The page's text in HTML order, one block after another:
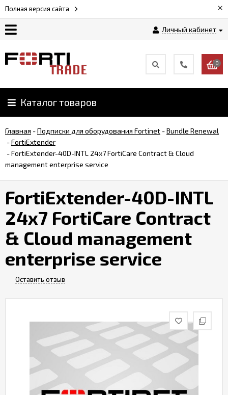
Полная версия сайта ×
Личный кабинет
Как
заказать
и
оплата
Контакты
0
Каталог товаров
Главная -Подписки для оборудования Fortinet -Bundle Renewal
-FortiExtender
-FortiExtender-40D-INTL 24x7 FortiCare Contract & Cloud
management enterprise service
FortiExtender-40D-INTL
24x7 FortiCare Contract
& Cloud management
enterprise service
Оставить отзыв